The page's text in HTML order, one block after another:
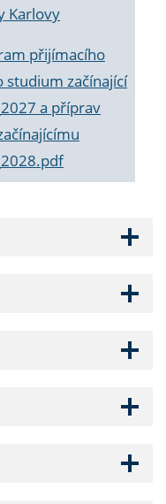
Karlovy
přijímacího
studium začínající
a příprav